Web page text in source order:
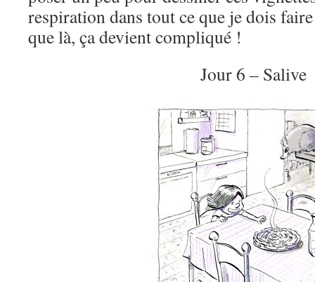
respiration dans tout ce que je dois
que là, ça devient compliqué !
Jour 6 – Salive